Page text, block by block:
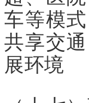
车等模
共享交
展环境